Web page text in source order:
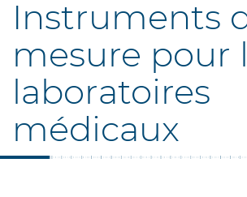
Instruments
mesure pour
laboratoires
médicaux